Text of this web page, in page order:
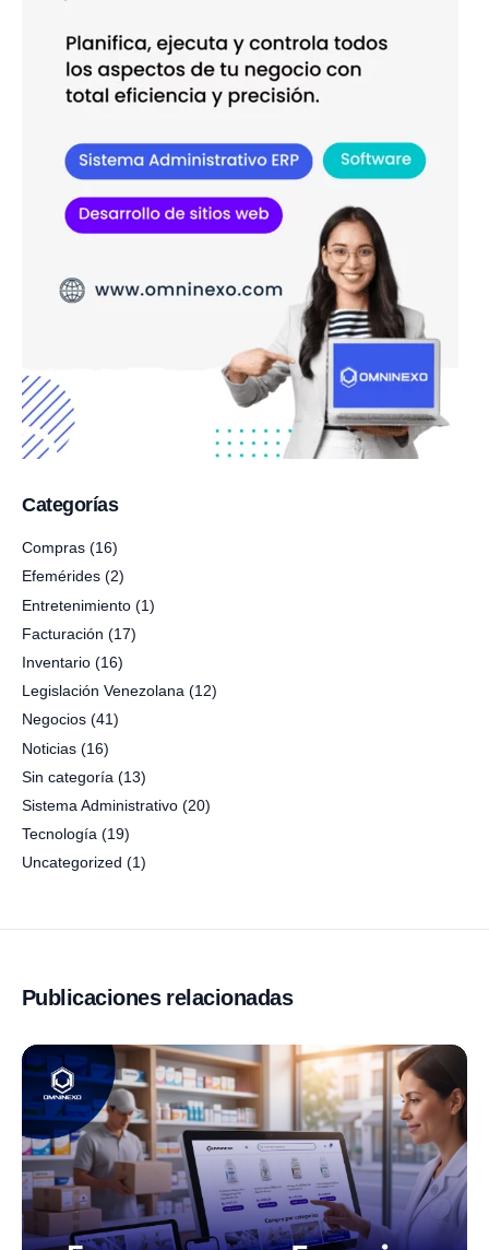
Categorías
Compras (16)
Efemérides (2)
Entretenimiento (1)
Facturación (17)
Inventario (16)
Legislación Venezolana (12)
Negocios (41)
Noticias (16)
Sin categoría (13)
Sistema Administrativo (20)
Tecnología (19)
Uncategorized (1)
Publicaciones relacionadas